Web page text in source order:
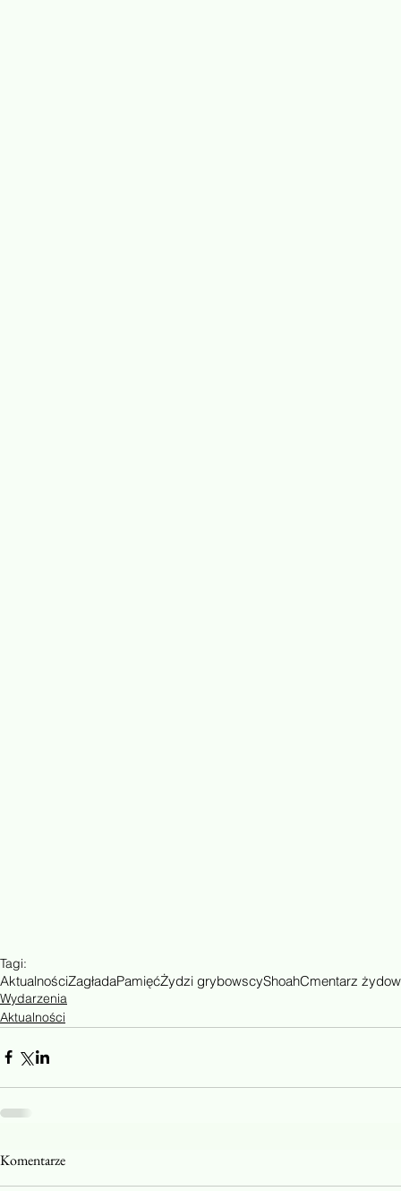
Tagi:
AktualnościZagładaPamięćŻydzi grybowscyShoahCmentarz
Wydarzenia
Aktualności
Komentarze